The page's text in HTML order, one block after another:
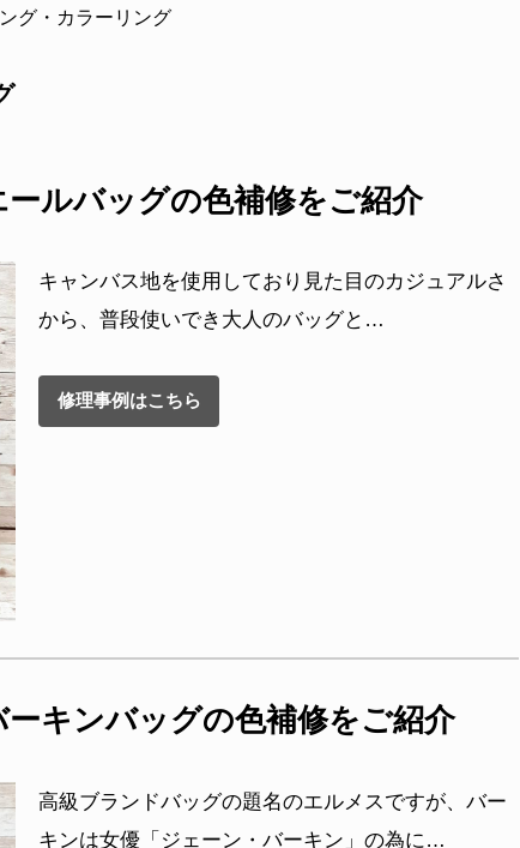
グ・カラーリング
ルバッグの色補修をご紹介
キャンバス地を使用しており見た目のカジュアルさ
から、普段使いでき大人のバッグと…
修理事例はこちら
キンバッグの色補修をご紹介
高級ブランドバッグの題名のエルメスですが、バー
キンは女優「ジェーン・バーキン」の為に…